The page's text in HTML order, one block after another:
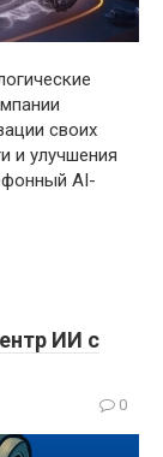
своих
и улучшения
AI-
ИИ с
0